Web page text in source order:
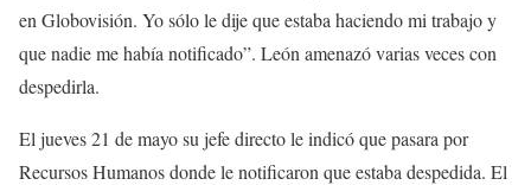
en Globovisión. Yo sólo le dije que estaba haciendo mi trabajo y
que nadie me había notificado”. León amenazó varias veces con
despedirla.
El jueves 21 de mayo su jefe directo le indicó que pasara por
Recursos Humanos donde le notificaron que estaba despedida. El